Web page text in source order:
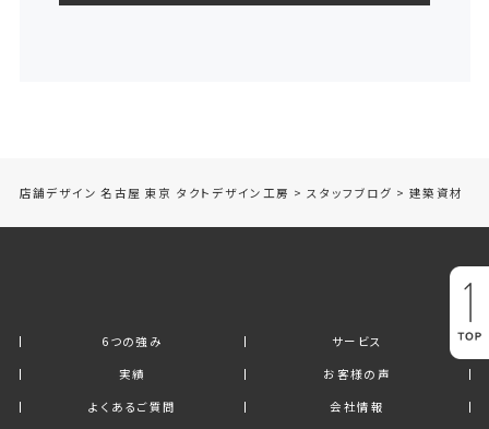
店舗デザイン 名古屋 東京 タクトデザイン工房 > スタッフブログ > 建築資材
6つの強み
サービス
実績
お客様の声
よくあるご質問
会社情報